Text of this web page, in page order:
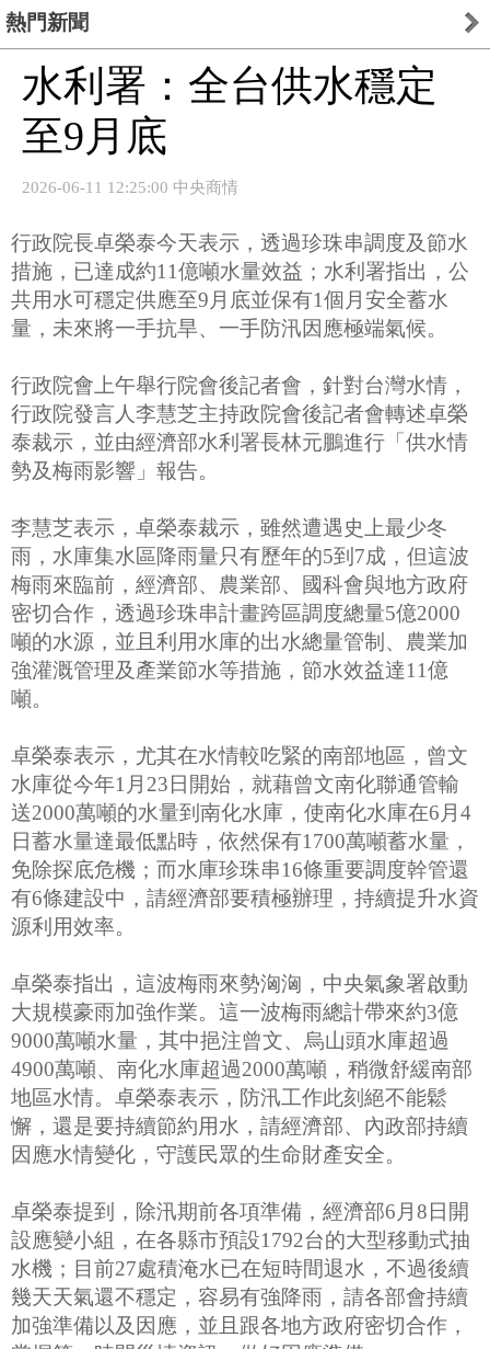
熱門新聞
水利署：全台供水穩定
至9月底
2026-06-11 12:25:00 中央商情
行政院長卓榮泰今天表示，透過珍珠串調度及節水
措施，已達成約11億噸水量效益；水利署指出，公
共用水可穩定供應至9月底並保有1個月安全蓄水
量，未來將一手抗旱、一手防汛因應極端氣候。
行政院會上午舉行院會後記者會，針對台灣水情，
行政院發言人李慧芝主持政院會後記者會轉述卓榮
泰裁示，並由經濟部水利署長林元鵬進行「供水情
勢及梅雨影響」報告。
李慧芝表示，卓榮泰裁示，雖然遭遇史上最少冬
雨，水庫集水區降雨量只有歷年的5到7成，但這波
梅雨來臨前，經濟部、農業部、國科會與地方政府
密切合作，透過珍珠串計畫跨區調度總量5億2000
噸的水源，並且利用水庫的出水總量管制、農業加
強灌溉管理及產業節水等措施，節水效益達11億
噸。
卓榮泰表示，尤其在水情較吃緊的南部地區，曾文
水庫從今年1月23日開始，就藉曾文南化聯通管輸
送2000萬噸的水量到南化水庫，使南化水庫在6月4
日蓄水量達最低點時，依然保有1700萬噸蓄水量，
免除探底危機；而水庫珍珠串16條重要調度幹管還
有6條建設中，請經濟部要積極辦理，持續提升水資
源利用效率。
卓榮泰指出，這波梅雨來勢洶洶，中央氣象署啟動
大規模豪雨加強作業。這一波梅雨總計帶來約3億
9000萬噸水量，其中挹注曾文、烏山頭水庫超過
4900萬噸、南化水庫超過2000萬噸，稍微舒緩南部
地區水情。卓榮泰表示，防汛工作此刻絕不能鬆
懈，還是要持續節約用水，請經濟部、內政部持續
因應水情變化，守護民眾的生命財產安全。
卓榮泰提到，除汛期前各項準備，經濟部6月8日開
設應變小組，在各縣市預設1792台的大型移動式抽
水機；目前27處積淹水已在短時間退水，不過後續
幾天天氣還不穩定，容易有強降雨，請各部會持續
加強準備以及因應，並且跟各地方政府密切合作，